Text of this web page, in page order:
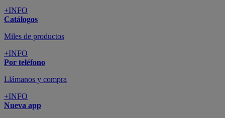
+INFO
Catálogos
Miles de productos
+INFO
Por teléfono
Llámanos y compra
+INFO
Nueva app